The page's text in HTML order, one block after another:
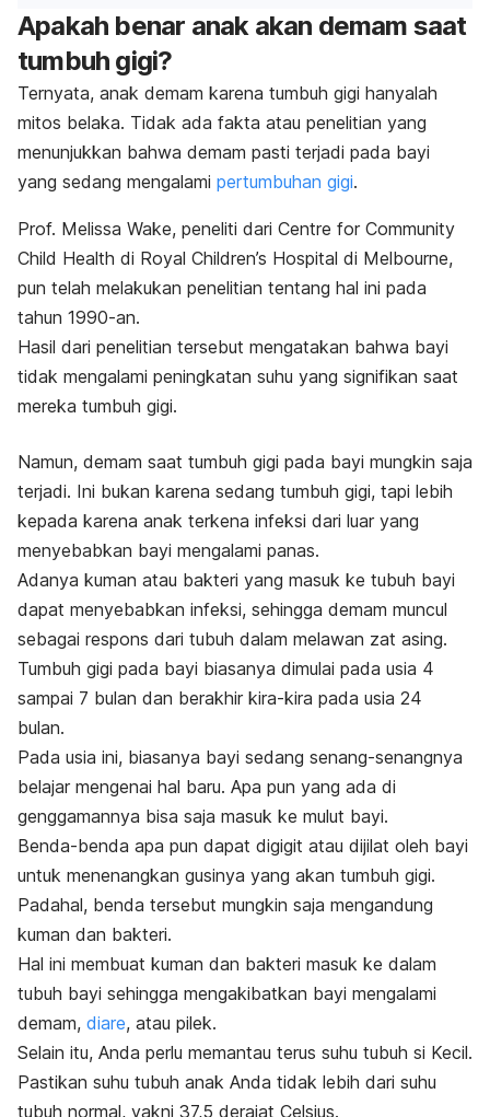
Apakah benar anak akan demam saat
tumbuh gigi?
Ternyata, anak demam karena tumbuh gigi hanyalah
mitos belaka. Tidak ada fakta atau penelitian yang
menunjukkan bahwa demam pasti terjadi pada bayi
yang sedang mengalami pertumbuhan gigi.
Prof. Melissa Wake, peneliti dari Centre for Community
Child Health di Royal Children’s Hospital di Melbourne,
pun telah melakukan penelitian tentang hal ini pada
tahun 1990-an.
Hasil dari penelitian tersebut mengatakan bahwa bayi
tidak mengalami peningkatan suhu yang signifikan saat
mereka tumbuh gigi.
Namun, demam saat tumbuh gigi pada bayi mungkin saja
terjadi. Ini bukan karena sedang tumbuh gigi, tapi lebih
kepada karena anak terkena infeksi dari luar yang
menyebabkan bayi mengalami panas.
Adanya kuman atau bakteri yang masuk ke tubuh bayi
dapat menyebabkan infeksi, sehingga demam muncul
sebagai respons dari tubuh dalam melawan zat asing.
Tumbuh gigi pada bayi biasanya dimulai pada usia 4
sampai 7 bulan dan berakhir kira-kira pada usia 24
bulan.
Pada usia ini, biasanya bayi sedang senang-senangnya
belajar mengenai hal baru. Apa pun yang ada di
genggamannya bisa saja masuk ke mulut bayi.
Benda-benda apa pun dapat digigit atau dijilat oleh bayi
untuk menenangkan gusinya yang akan tumbuh gigi.
Padahal, benda tersebut mungkin saja mengandung
kuman dan bakteri.
Hal ini membuat kuman dan bakteri masuk ke dalam
tubuh bayi sehingga mengakibatkan bayi mengalami
demam, diare, atau pilek.
Selain itu, Anda perlu memantau terus suhu tubuh si Kecil.
Pastikan suhu tubuh anak Anda tidak lebih dari suhu
tubuh normal, yakni 37,5 derajat Celsius.